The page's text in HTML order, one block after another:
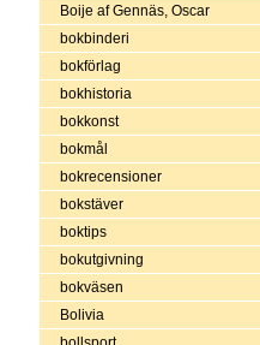
Boije af Gennäs, Oscar
bokbinderi
bokförlag
bokhistoria
bokkonst
bokmål
bokrecensioner
bokstäver
boktips
bokutgivning
bokväsen
Bolivia